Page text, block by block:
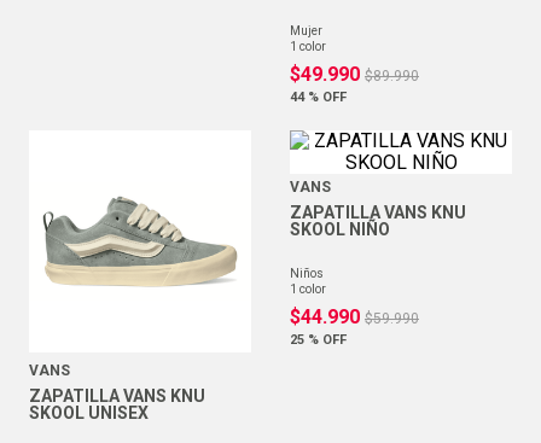
mujer
1 color
$49.990 $89.990
44 % OFF
VANS
ZAPATILLA VANS KNU
SKOOL UNISEX
VANS
ZAPATILLA VANS KNU
SKOOL NIÑO
niños
1 color
$44.990 $59.990
25 % OFF